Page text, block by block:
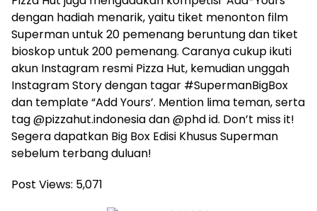
dengan hadiah menarik, yaitu tiket menonton film
Superman untuk 20 pemenang beruntung dan tiket
bioskop untuk 200 pemenang. Caranya cukup ikuti
akun Instagram resmi Pizza Hut, kemudian unggah
Instagram Story dengan tagar #SupermanBigBox
dan template “Add Yours’. Mention lima teman, serta
tag @pizzahut.indonesia dan @phd id. Don’t miss it!
Segera dapatkan Big Box Edisi Khusus Superman
sebelum terbang duluan!
Post Views: 5,071